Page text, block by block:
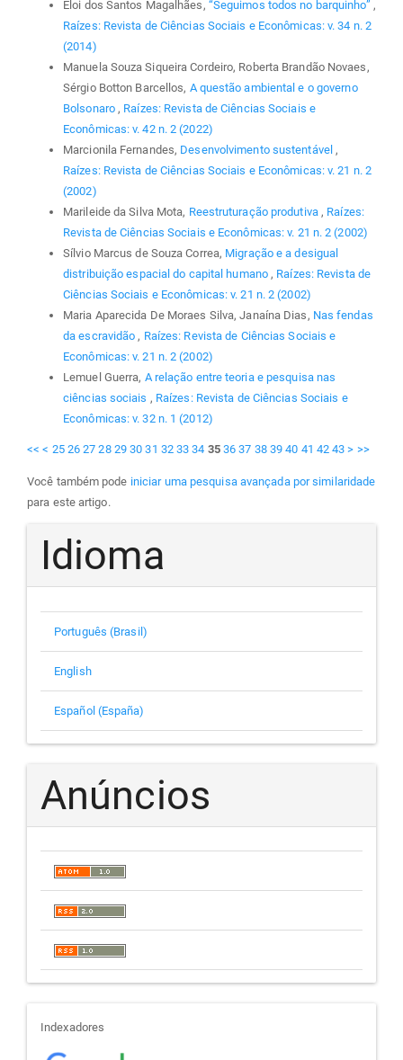
Eloi dos Santos Magalhães, “Seguimos todos no barquinho” ,
Raízes: Revista de Ciências Sociais e Econômicas: v. 34 n. 2
(2014)
Manuela Souza Siqueira Cordeiro, Roberta Brandão Novaes,
Sérgio Botton Barcellos, A questão ambiental e o governo
Bolsonaro , Raízes: Revista de Ciências Sociais e
Econômicas: v. 42 n. 2 (2022)
Marcionila Fernandes, Desenvolvimento sustentável ,
Raízes: Revista de Ciências Sociais e Econômicas: v. 21 n. 2
(2002)
Marileide da Silva Mota, Reestruturação produtiva , Raízes:
Revista de Ciências Sociais e Econômicas: v. 21 n. 2 (2002)
Sílvio Marcus de Souza Correa, Migração e a desigual
distribuição espacial do capital humano , Raízes: Revista de
Ciências Sociais e Econômicas: v. 21 n. 2 (2002)
Maria Aparecida De Moraes Silva, Janaína Dias, Nas fendas
da escravidão , Raízes: Revista de Ciências Sociais e
Econômicas: v. 21 n. 2 (2002)
Lemuel Guerra, A relação entre teoria e pesquisa nas
ciências sociais , Raízes: Revista de Ciências Sociais e
Econômicas: v. 32 n. 1 (2012)
<< < 25 26 27 28 29 30 31 32 33 34 35 36 37 38 39 40 41 42 43 > >>
Você também pode iniciar uma pesquisa avançada por similaridade
para este artigo.
Idioma
Português (Brasil)
English
Español (España)
Anúncios
indexadores
Indexadores